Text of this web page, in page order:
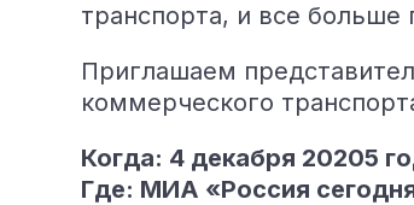
транспорта, и все больше
Приглашаем
коммерческого
Когда: 4 декабря 20205
Где: МИА «Россия